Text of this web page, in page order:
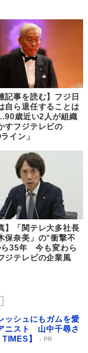
記事を読む】フジ日
自ら退任することは
歳近い2人が組織
すフジテレビの
ライン」
】「関テレ大多社長
保奈美」の“衝撃不
ら35年 今も変わら
ジテレビの企業風
ッシュにもガムを愛
ニスト 山中千尋さ
】
PR